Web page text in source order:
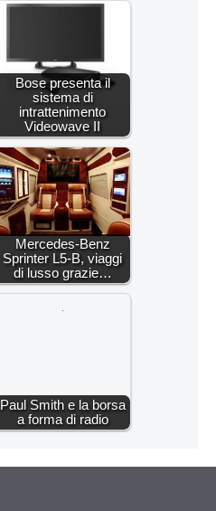
Bose presenta il
sistema di
intrattenimento
Videowave II
Mercedes-Benz
Sprinter L5-B, viaggi
di lusso grazie…
Paul Smith e la borsa
a forma di radio